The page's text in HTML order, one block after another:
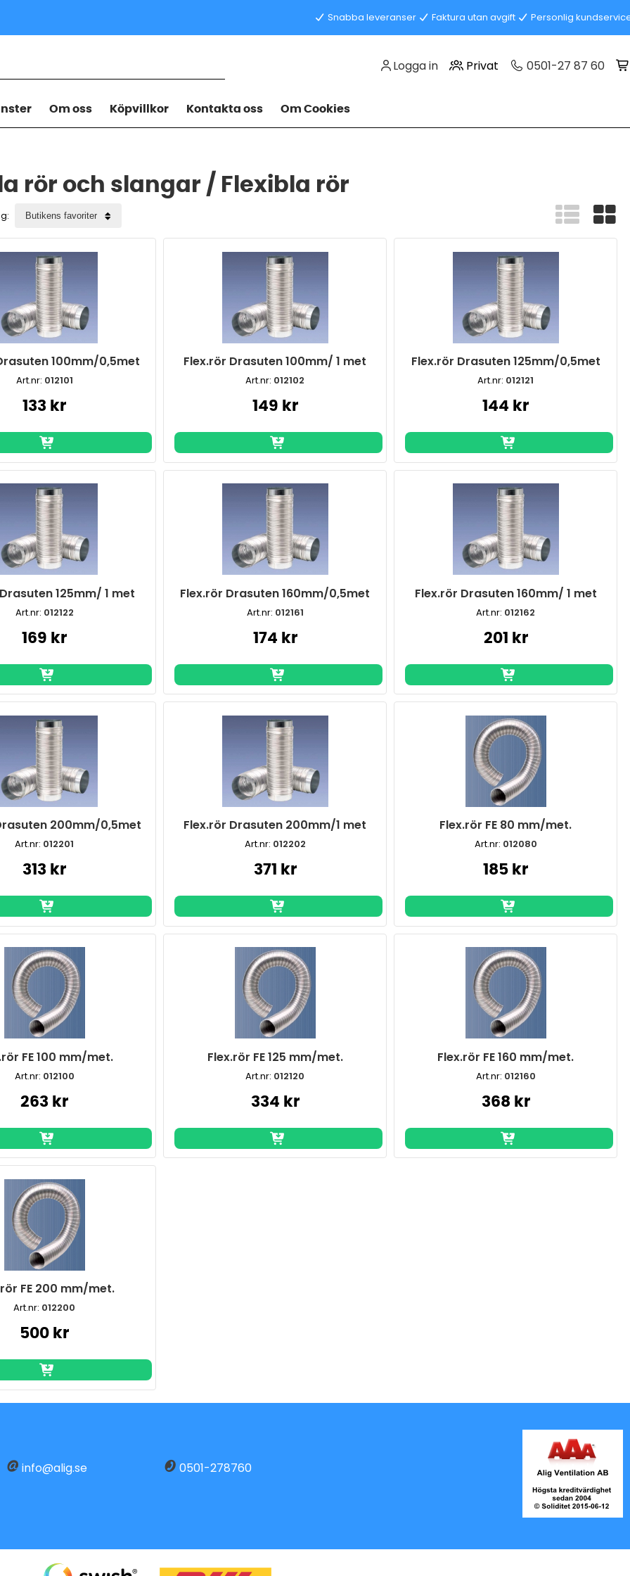
Snabba leveranser Faktura utan avgift Personlig
0501-27 87 60
Privat
Logga in
Om oss Köpvillkor Kontakta oss Om Cookies
rör och slangar / Flexibla rör
100mm/0,5met
Art.nr: 012101
133 kr
Flex.rör Drasuten 100mm/ 1 met
Art.nr: 012102
149 kr
Flex.rör Drasuten 125mm/0,5met
Art.nr: 012121
144 kr
125mm/ 1 met
Art.nr: 012122
169 kr
Flex.rör Drasuten 160mm/0,5met
Art.nr: 012161
174 kr
Flex.rör Drasuten 160mm/ 1 met
Art.nr: 012162
201 kr
200mm/0,5met
Art.nr: 012201
313 kr
Flex.rör Drasuten 200mm/1 met
Art.nr: 012202
371 kr
Flex.rör FE 80 mm/met.
Art.nr: 012080
185 kr
FE 100 mm/met.
Art.nr: 012100
263 kr
Flex.rör FE 125 mm/met.
Art.nr: 012120
334 kr
Flex.rör FE 160 mm/met.
Art.nr: 012160
368 kr
FE 200 mm/met.
Art.nr: 012200
500 kr
info@alig.se 0501-278760